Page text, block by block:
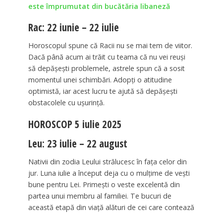
este împrumutat din bucătăria libaneză
Rac: 22 iunie – 22 iulie
Horoscopul spune că Racii nu se mai tem de viitor.
Dacă până acum ai trăit cu teama că nu vei reuși
să depășești problemele, astrele spun că a sosit
momentul unei schimbări. Adopți o atitudine
optimistă, iar acest lucru te ajută să depășești
obstacolele cu ușurință.
HOROSCOP 5 iulie 2025
Leu: 23 iulie – 22 august
Nativii din zodia Leului strălucesc în fața celor din
jur. Luna iulie a început deja cu o mulțime de vești
bune pentru Lei. Primești o veste excelentă din
partea unui membru al familiei. Te bucuri de
această etapă din viață alături de cei care contează